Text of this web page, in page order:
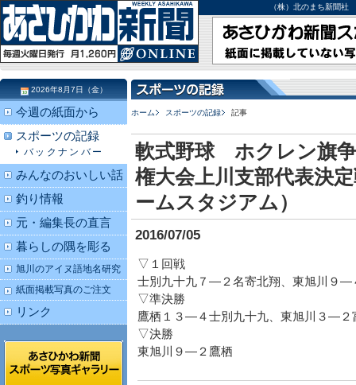
（株）北のまち新聞
ホーム スポーツの記録 記事
軟式野球 ホクレン旗
権大会上川支部代表決
ームスタジアム）
2016/07/05
▽１回戦
士別九十九７―２名寄北翔、東旭川９―
▽準決勝
鷹栖１３―４士別九十九、東旭川３―２
▽決勝
東旭川９―２鷹栖
2026年8月7日（金）
今週の紙面から
スポーツの記録
バックナンバー
みんなのおいしい話
釣り情報
元・編集長の直言
暮らしの隅を彫る
旭川のアイヌ語地名研究
紙面掲載写真のご注文
リンク